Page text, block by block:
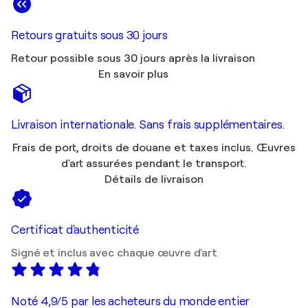
Retours gratuits sous 30 jours
Retour possible sous 30 jours après la livraison
En savoir plus
Livraison internationale. Sans frais supplémentaires.
Frais de port, droits de douane et taxes inclus. Œuvres
d'art assurées pendant le transport.
Détails de livraison
Certificat d'authenticité
Signé et inclus avec chaque œuvre d'art
Noté 4,9/5 par les acheteurs du monde entier